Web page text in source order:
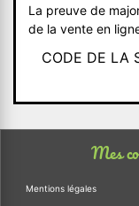
La preuve de
de la vente en
CODE DE LA
Mes
Mentions légales